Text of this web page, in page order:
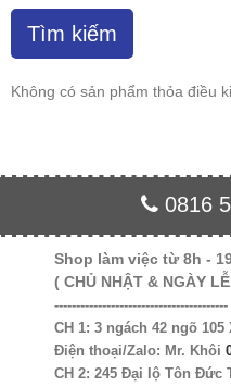
Sản phẩm khác
Hotline: 0816 505 655
Tải App SanHangRe nhận
Không có sản phẩm thỏa điều
0816
Shop làm việc từ 8h -
( CHỦ NHẬT & NGÀY
----------------------------------------
CH 1: 3 ngách 42 ngõ
Điện thoại/Zalo: Mr. Khôi
CH 2: 245 Đại lộ Tôn Đức